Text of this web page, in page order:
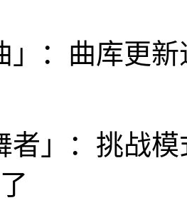
」：曲库更
者」：挑战